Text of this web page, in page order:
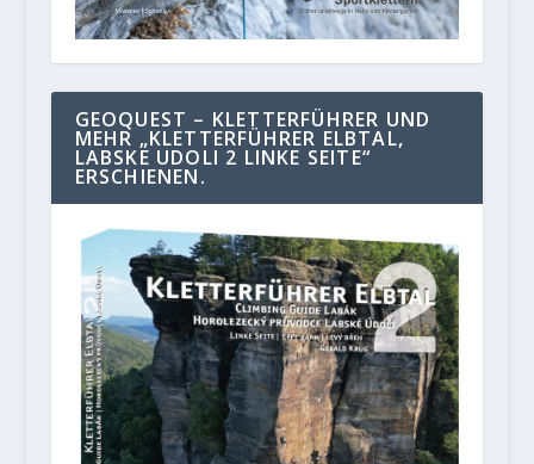
GEOQUEST – KLETTERFÜHRER UND
MEHR „KLETTERFÜHRER ELBTAL,
LABSKE UDOLI 2 LINKE SEITE“
ERSCHIENEN.